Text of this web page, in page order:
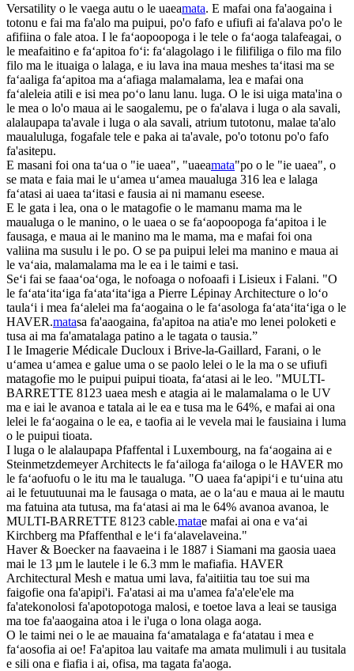
Versatility o le vaega autu o le uaeamata. E mafai ona fa'aogaina i
totonu e fai ma fa'alo ma puipui, po'o fafo e ufiufi ai fa'alava po'o le
afifiina o fale atoa. I le faʻaopoopoga i le tele o faʻaoga talafeagai, o
le meafaitino e faʻapitoa foʻi: faʻalagolago i le filifiliga o filo ma filo
filo ma le ituaiga o lalaga, e iu lava ina maua meshes taʻitasi ma se
faʻaaliga faʻapitoa ma aʻafiaga malamalama, lea e mafai ona
faʻaleleia atili e isi mea poʻo lanu lanu. luga. O le isi uiga mata'ina o
le mea o lo'o maua ai le saogalemu, pe o fa'alava i luga o ala savali,
alalaupapa ta'avale i luga o ala savali, atrium tutotonu, malae ta'alo
maualuluga, fogafale tele e paka ai ta'avale, po'o totonu po'o fafo
fa'asitepu.
E masani foi ona taʻua o "ie uaea", "uaeamata"po o le "ie uaea", o
se mata e faia mai le uʻamea uʻamea maualuga 316 lea e lalaga
faʻatasi ai uaea taʻitasi e fausia ai ni mamanu eseese.
E le gata i lea, ona o le matagofie o le mamanu mama ma le
maualuga o le manino, o le uaea o se faʻaopoopoga faʻapitoa i le
fausaga, e maua ai le manino ma le mama, ma e mafai foi ona
valiina ma susulu i le po. O se pa puipui lelei ma manino e maua ai
le vaʻaia, malamalama ma le ea i le taimi e tasi.
Seʻi fai se faaaʻoaʻoga, le nofoaga o nofoaafi i Lisieux i Falani. "O
le faʻataʻitaʻiga faʻataʻitaʻiga a Pierre Lépinay Architecture o loʻo
taulaʻi i mea faʻalelei ma faʻaogaina o le faʻasologa faʻataʻitaʻiga o le
HAVER.matasa fa'aaogaina, fa'apitoa na atia'e mo lenei poloketi e
tusa ai ma fa'amatalaga patino a le tagata o tausia.”
I le Imagerie Médicale Ducloux i Brive-la-Gaillard, Farani, o le
uʻamea uʻamea e galue uma o se paolo lelei o le la ma o se ufiufi
matagofie mo le puipui puipui tioata, faʻatasi ai le leo. "MULTI-
BARRETTE 8123 uaea mesh e atagia ai le malamalama o le UV
ma e iai le avanoa e tatala ai le ea e tusa ma le 64%, e mafai ai ona
lelei le faʻaogaina o le ea, e taofia ai le vevela mai le fausiaina i luma
o le puipui tioata.
I luga o le alalaupapa Pfaffental i Luxembourg, na faʻaogaina ai e
Steinmetzdemeyer Architects le faʻailoga faʻailoga o le HAVER mo
le faʻaofuofu o le itu ma le taualuga. "O uaea faʻapipiʻi e tuʻuina atu
ai le fetuutuunai ma le fausaga o mata, ae o laʻau e maua ai le mautu
ma fatuina ata tutusa, ma faʻatasi ai ma le 64% avanoa avanoa, le
MULTI-BARRETTE 8123 cable.matae mafai ai ona e vaʻai
Kirchberg ma Pfaffenthal e leʻi faʻalavelaveina."
Haver & Boecker na faavaeina i le 1887 i Siamani ma gaosia uaea
mai le 13 µm le lautele i le 6.3 mm le mafiafia. HAVER
Architectural Mesh e matua umi lava, fa'aitiitia tau toe sui ma
faigofie ona fa'apipi'i. Fa'atasi ai ma u'amea fa'a'ele'ele ma
fa'atekonolosi fa'apotopotoga malosi, e toetoe lava a leai se tausiga
ma toe fa'aaogaina atoa i le i'uga o lona olaga aoga.
O le taimi nei o le ae mauaina faʻamatalaga e faʻatatau i mea e
faʻaosofia ai oe! Fa'apitoa lau vaitafe ma amata mulimuli i au tusitala
e sili ona e fiafia i ai, ofisa, ma tagata fa'aoga.